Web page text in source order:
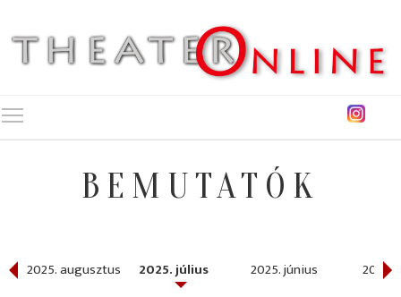
BEMUTATÓK
2025. augusztus 2025. július 2025. június 2025.